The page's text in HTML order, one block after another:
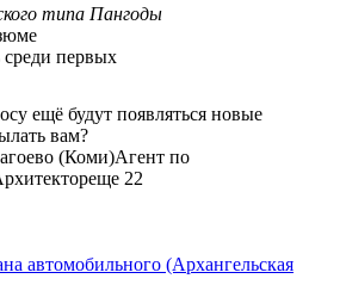
типа Пангоды
первых
ещё будут появляться новые
вам?
(Коми)Агент по
еще 22
автомобильного (Архангельская